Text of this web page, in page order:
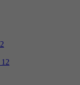
2
12